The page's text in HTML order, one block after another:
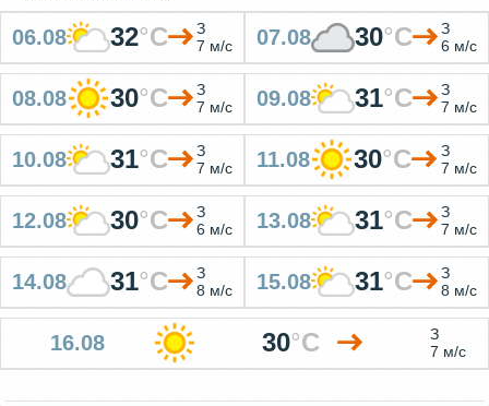
06.08 32°C
З
7 м/с
07.08 30°C
З
6 м/с
08.08 30°C
З
7 м/с
09.08 31°C
З
7 м/с
10.08 31°C
З
7 м/с
11.08 30°C
З
7 м/с
12.08 30°C
З
6 м/с
13.08 31°C
З
7 м/с
14.08 31°C
З
8 м/с
15.08 31°C
З
8 м/с
16.08 30°C
З
7 м/с